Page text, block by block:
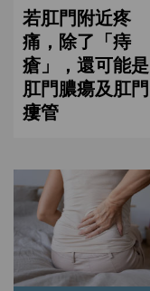
若肛門附近疼
痛，除了「痔
瘡」，還可能是
肛門膿瘍及肛門
瘻管